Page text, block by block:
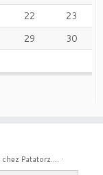
22
23
29
30
Patatorz.... ·